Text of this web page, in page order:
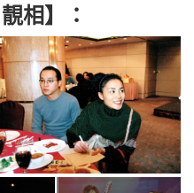
相】：